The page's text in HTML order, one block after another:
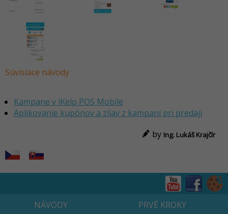
Súvisiace návody
Kampane v iKelp POS Mobile
Aplikovanie kupónov a zliav z kampaní pri predaji
by Ing. Lukáš Krajčír
NÁVODY
PRVÉ KROKY